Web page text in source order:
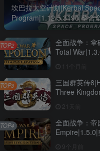
坎巴拉太空计划|Kerbal
Program|1.12.5.3190|整合
全面战争：
Total
11个月前
TOP2
三国群英传
Three
21天前
TOP3
全面战争：帝
Empire|1.5.0|
9个月前
TOP4